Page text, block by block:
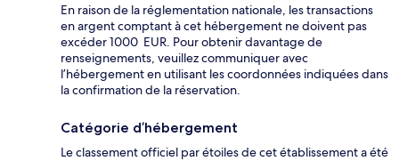
En raison de la réglementation nationale, les transactions
en argent comptant à cet hébergement ne doivent pas
excéder 1000 EUR. Pour obtenir davantage de
renseignements, veuillez communiquer avec
l’hébergement en utilisant les coordonnées indiquées dans
la confirmation de la réservation.
Catégorie d’hébergement
Le classement officiel par étoiles de cet établissement a été